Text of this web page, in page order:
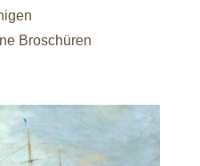
Broschüren